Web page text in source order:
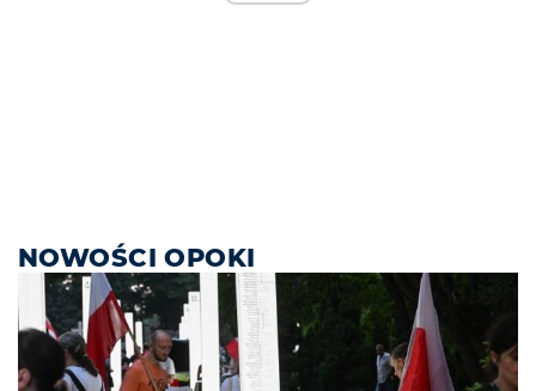
NOWOŚCI OPOKI